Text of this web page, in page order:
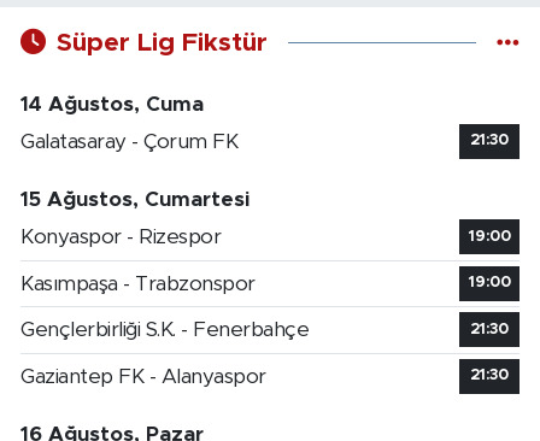
Süper Lig Fikstür
14 Ağustos, Cuma
Galatasaray - Çorum FK
21:30
15 Ağustos, Cumartesi
Konyaspor - Rizespor
19:00
Kasımpaşa - Trabzonspor 19:00
Gençlerbirliği S.K. - Fenerbahçe 21:30
Gaziantep FK - Alanyaspor 21:30
16 Ağustos, Pazar